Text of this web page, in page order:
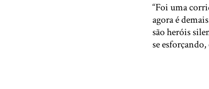
“Foi uma
agora é
são heróis
se